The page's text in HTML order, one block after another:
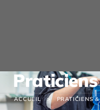
ACCUEIL PRATICIENS